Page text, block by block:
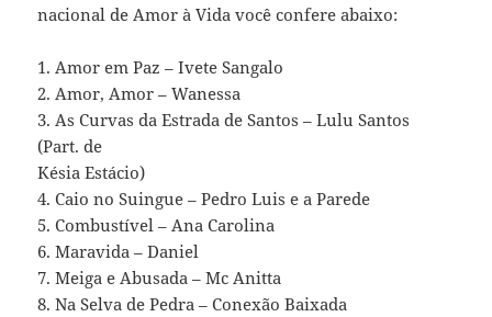
nacional de Amor à Vida você confere abaixo:
1. Amor em Paz – Ivete Sangalo
2. Amor, Amor – Wanessa
3. As Curvas da Estrada de Santos – Lulu Santos
(Part. de
Késia Estácio)
4. Caio no Suingue – Pedro Luis e a Parede
5. Combustível – Ana Carolina
6. Maravida – Daniel
7. Meiga e Abusada – Mc Anitta
8. Na Selva de Pedra – Conexão Baixada